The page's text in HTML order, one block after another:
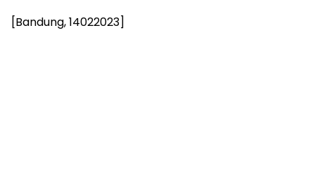
[Bandung, 14022023]